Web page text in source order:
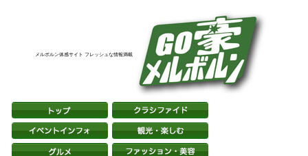
メルボルン体感サイト フレッシュな情報満載